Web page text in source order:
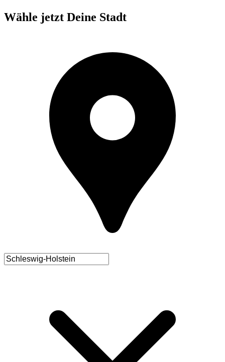
Wähle jetzt Deine Stadt